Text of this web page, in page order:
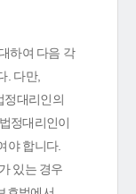
하여 다음 각
. 다만,
정대리인의
정대리인이
야 합니다.
있는 경우